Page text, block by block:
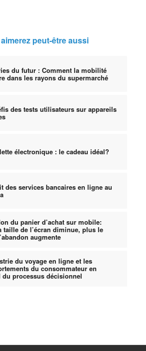
peut-être aussi
du futur : Comment la mobilité
dans les rayons du supermarché
des tests utilisateurs sur appareils
électronique : le cadeau idéal?
des services bancaires en ligne au
du panier d’achat sur mobile:
taille de l’écran diminue, plus le
augmente
du voyage en ligne et les
du consommateur en
du processus décisionnel